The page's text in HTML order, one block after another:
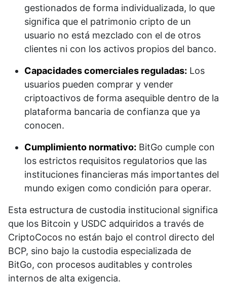
gestionados de forma individualizada, lo que
significa que el patrimonio cripto de un
usuario no está mezclado con el de otros
clientes ni con los activos propios del banco.
Capacidades comerciales reguladas: Los
usuarios pueden comprar y vender
criptoactivos de forma asequible dentro de la
plataforma bancaria de confianza que ya
conocen.
Cumplimiento normativo: BitGo cumple con
los estrictos requisitos regulatorios que las
instituciones financieras más importantes del
mundo exigen como condición para operar.
Esta estructura de custodia institucional significa
que los Bitcoin y USDC adquiridos a través de
CriptoCocos no están bajo el control directo del
BCP, sino bajo la custodia especializada de
BitGo, con procesos auditables y controles
internos de alta exigencia.